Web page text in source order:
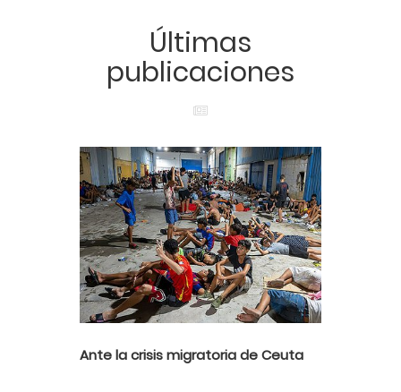
Últimas
publicaciones
Ante la crisis migratoria de Ceuta